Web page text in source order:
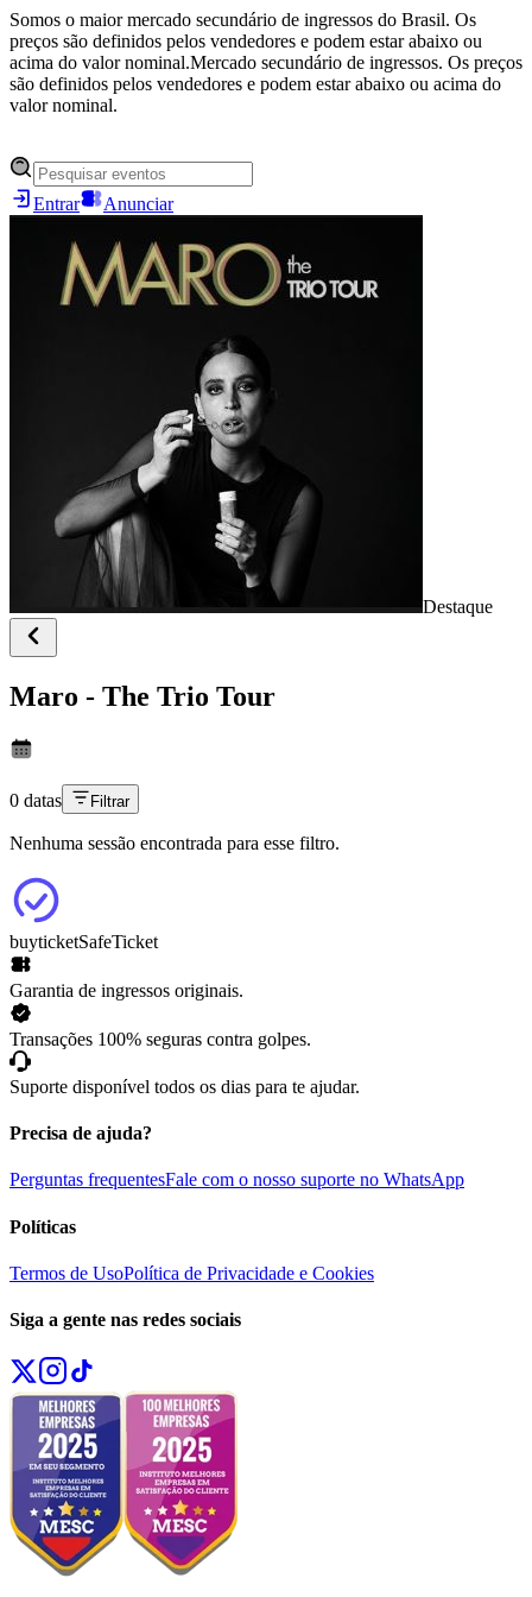
Somos o maior mercado secundário de ingressos do Brasil. Os
preços são definidos pelos vendedores e podem estar abaixo ou
acima do valor nominal.Mercado secundário de ingressos. Os preços
são definidos pelos vendedores e podem estar abaixo ou acima do
valor nominal.
Entrar Anunciar
Destaque
Maro - The Trio Tour
0 datas Filtrar
Nenhuma sessão encontrada para esse filtro.
buyticketSafeTicket
Garantia de ingressos originais.
Transações 100% seguras contra golpes.
Suporte disponível todos os dias para te ajudar.
Precisa de ajuda?
Perguntas frequentesFale com o nosso suporte no WhatsApp
Políticas
Termos de UsoPolítica de Privacidade e Cookies
Siga a gente nas redes sociais